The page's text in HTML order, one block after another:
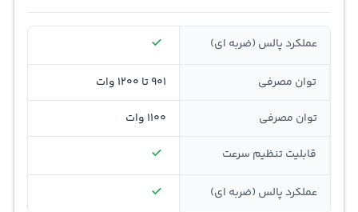
عملکرد پالس (ضربه ای)
توان مصرفی 901 تا 1200 وات
توان مصرفی 1100 وات
قابلیت تنظيم سرعت
عملکرد پالس (ضربه ای)